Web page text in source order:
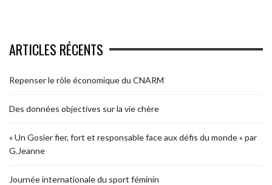
ARTICLES RÉCENTS
Repenser le rôle économique du CNARM
Des données objectives sur la vie chère
« Un Gosier fier, fort et responsable face aux défis du monde » par
G.Jeanne
Journée internationale du sport féminin